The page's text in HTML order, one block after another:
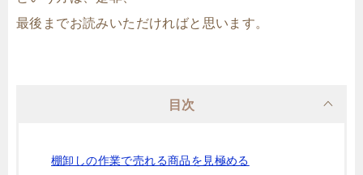
最後までお読みいただければと思います。
目次
棚卸しの作業で売れる商品を見極める